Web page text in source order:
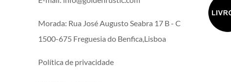
Morada: Rua José Augusto Seabra 17 B - C
1500-675 Freguesia do Benfica,Lisboa
Política de privacidade